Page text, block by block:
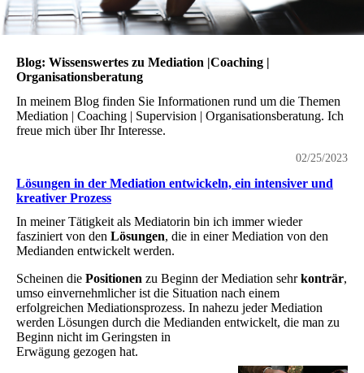
Blog: Wissenswertes zu Mediation |Coaching |
Organisationsberatung
In meinem Blog finden Sie Informationen rund um die Themen
Mediation | Coaching | Supervision | Organisationsberatung. Ich
freue mich über Ihr Interesse.
02/25/2023
Lösungen in der Mediation entwickeln, ein intensiver und
kreativer Prozess
In meiner Tätigkeit als Mediatorin bin ich immer wieder
fasziniert von den Lösungen, die in einer Mediation von den
Medianden entwickelt werden.
Scheinen die Positionen zu Beginn der Mediation sehrkonträr,
umso einvernehmlicher ist die Situation nach einem
erfolgreichen Mediationsprozess. In nahezu jeder Mediation
werden Lösungen durch die Medianden entwickelt, die man zu
Beginn nicht im Geringsten in
Erwägung gezogen hat.